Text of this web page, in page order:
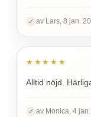
✓ av Lars, 8 jan.
★★★★★
Alltid nöjd.
✓ av Monica, 4